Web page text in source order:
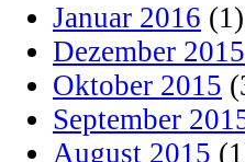
Januar 2016 (1)
Dezember 2015
Oktober 2015
September
August 2015